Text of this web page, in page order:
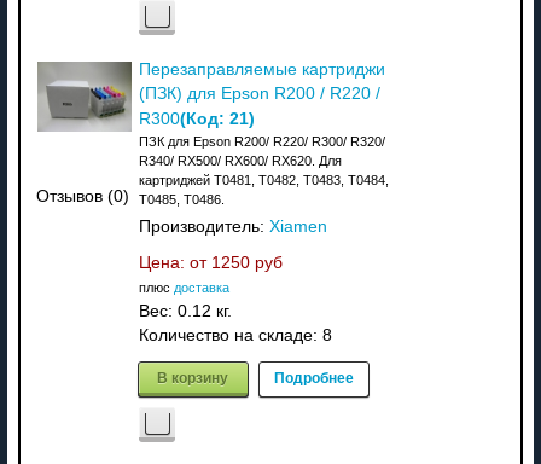
Отзывов (0)
Перезаправляемые картриджи
(ПЗК) для Epson R200 / R220 /
R300(Код: 21)
ПЗК для Epson R200/ R220/ R300/ R320/
R340/ RX500/ RX600/ RX620. Для
картриджей T0481, T0482, T0483, T0484,
T0485, T0486.
Производитель: Xiamen
Цена: от 1250 руб
плюс доставка
Вес: 0.12 кг.
Количество на складе: 8
В корзину Подробнее